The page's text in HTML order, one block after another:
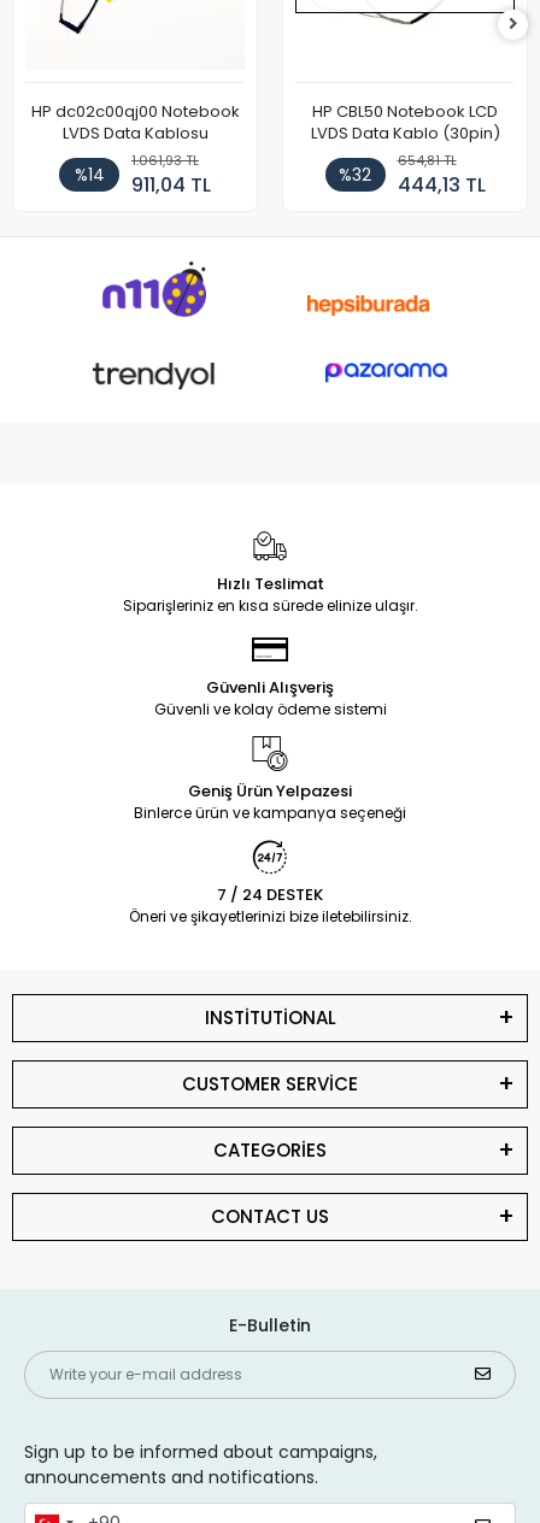
HP dc02c00qj00 Notebook
LVDS Data Kablosu
%14
1.061,93 TL
911,04 TL
HP CBL50 Notebook LCD
LVDS Data Kablo (30pin)
%32
654,81 TL
444,13 TL
Hızlı Teslimat
Siparişleriniz en kısa sürede elinize ulaşır.
Güvenli Alışveriş
Güvenli ve kolay ödeme sistemi
Geniş Ürün Yelpazesi
Binlerce ürün ve kampanya seçeneği
7 / 24 DESTEK
Öneri ve şikayetlerinizi bize iletebilirsiniz.
INSTİTUTİONAL
CUSTOMER SERVİCE
CATEGORİES
CONTACT US
E-Bulletin
Sign up to be informed about campaigns,
announcements and notifications.